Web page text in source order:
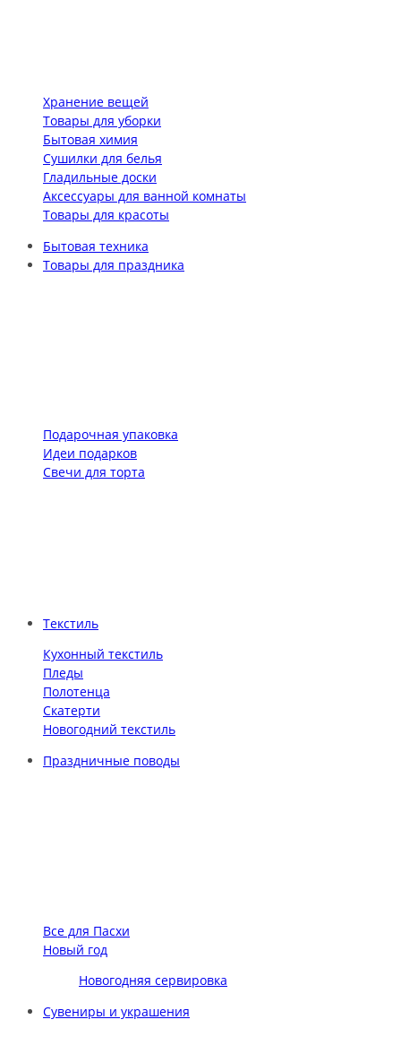
Хранение вещей
Товары для уборки
Бытовая химия
Сушилки для белья
Гладильные доски
Аксессуары для ванной комнаты
Товары для красоты
Бытовая техника
Товары для праздника
Подарочная упаковка
Идеи подарков
Свечи для торта
Текстиль
Кухонный текстиль
Пледы
Полотенца
Скатерти
Новогодний текстиль
Праздничные поводы
Все для Пасхи
Новый год
Новогодняя сервировка
Сувениры и украшения